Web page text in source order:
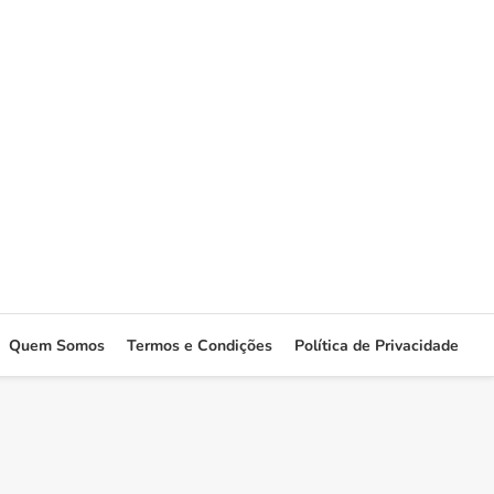
Quem Somos Termos e Condições Política de Privacidade